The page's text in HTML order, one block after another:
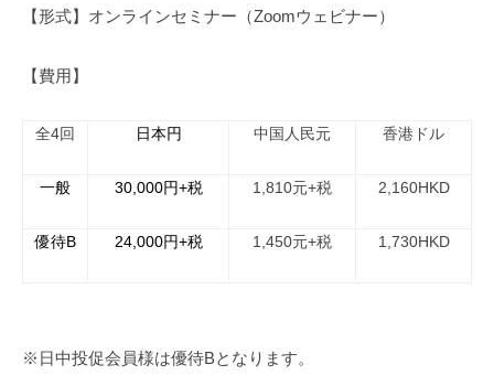
【形式】オンラインセミナー（Zoomウェビナー）
【費用】
全4回 日本円 中国人民元 香港ドル
一般 30,000円+税 1,810元+税 2,160HKD
優待B 24,000円+税 1,450元+税 1,730HKD
※日中投促会員様は優待Bとなります。